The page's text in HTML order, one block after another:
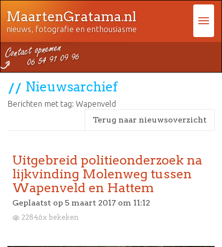
MaartenGratama.nl
nieuws, fotografie en enthousiasme
Nieuwsarchief
Berichten met tag: Wapenveld
Terug naar nieuwsoverzicht
Uitgebreid politieonderzoek na
lijkvinding Molenweg tussen
Wapenveld en Hattem
Geplaatst op 5 maart 2017 om 11:12
22846x bekeken